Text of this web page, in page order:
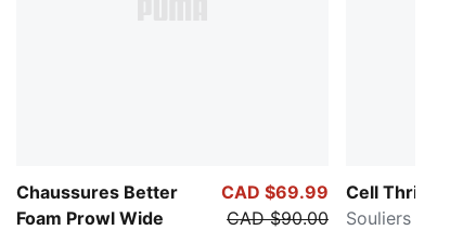
Chaussures Better
Foam Prowl Wide
CAD $69.99
CAD $90.00
Cell Thrill
Souliers